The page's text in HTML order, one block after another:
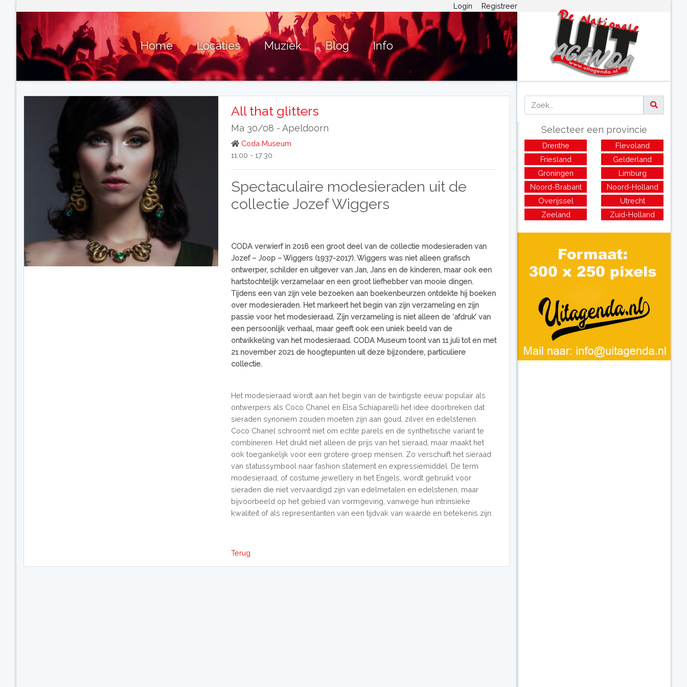
Login Registreer
Home Locaties Muziek Blog Info
All that glitters
Ma 30/08 -Apeldoorn
Coda Museum
11:00 - 17:30
Spectaculaire modesieraden uit de
collectie Jozef Wiggers
CODA verwierf in 2016 een groot deel van de collectie modesieraden van
Jozef – Joop – Wiggers (1937-2017). Wiggers was niet alleen grafisch
ontwerper, schilder en uitgever van Jan, Jans en de kinderen, maar ook een
hartstochtelijk verzamelaar en een groot liefhebber van mooie dingen.
Tijdens een van zijn vele bezoeken aan boekenbeurzen ontdekte hij boeken
over modesieraden. Het markeert het begin van zijn verzameling en zijn
passie voor het modesieraad. Zijn verzameling is niet alleen de ‘afdruk’ van
een persoonlijk verhaal, maar geeft ook een uniek beeld van de
ontwikkeling van het modesieraad. CODA Museum toont van 11 juli tot en met
21 november 2021 de hoogtepunten uit deze bijzondere, particuliere
collectie.
Het modesieraad wordt aan het begin van de twintigste eeuw populair als
ontwerpers als Coco Chanel en Elsa Schiaparelli het idee doorbreken dat
sieraden synoniem zouden moeten zijn aan goud, zilver en edelstenen.
Coco Chanel schroomt niet om echte parels en de synthetische variant te
combineren. Het drukt niet alleen de prijs van het sieraad, maar maakt het
ook toegankelijk voor een grotere groep mensen. Zo verschuift het sieraad
van statussymbool naar fashion statement en expressiemiddel. De term
modesieraad, of costume jewellery in het Engels, wordt gebruikt voor
sieraden die niet vervaardigd zijn van edelmetalen en edelstenen, maar
bijvoorbeeld op het gebied van vormgeving, vanwege hun intrinsieke
kwaliteit of als representanten van een tijdvak van waarde en betekenis zijn.
Terug
Selecteer een provincie
Drenthe
Flevoland
Friesland
Gelderland
Groningen
Limburg
Noord-Brabant
Noord-Holland
Overijssel
Utrecht
Zeeland
Zuid-Holland